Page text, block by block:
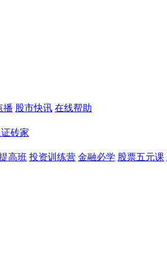
播 股市快讯 在线帮助
砖家
高班 投资训练营 金融必学 股票五元课